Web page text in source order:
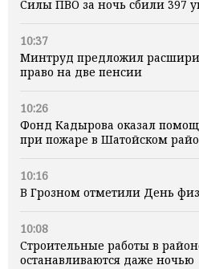
Силы ПВО за ночь сбили 397
10:37
Минтруд предложил
право на две пенсии
10:26
Фонд Кадырова оказал
при пожаре в Шатойском
10:16
В Грозном отметили День
10:08
Строительные работы в
останавливаются даже ночью